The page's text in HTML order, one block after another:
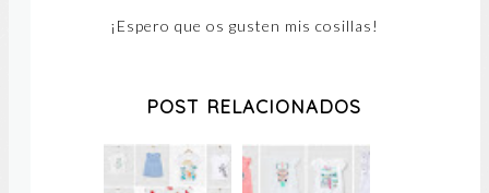
¡Espero que os gusten mis cosillas!
POST RELACIONADOS